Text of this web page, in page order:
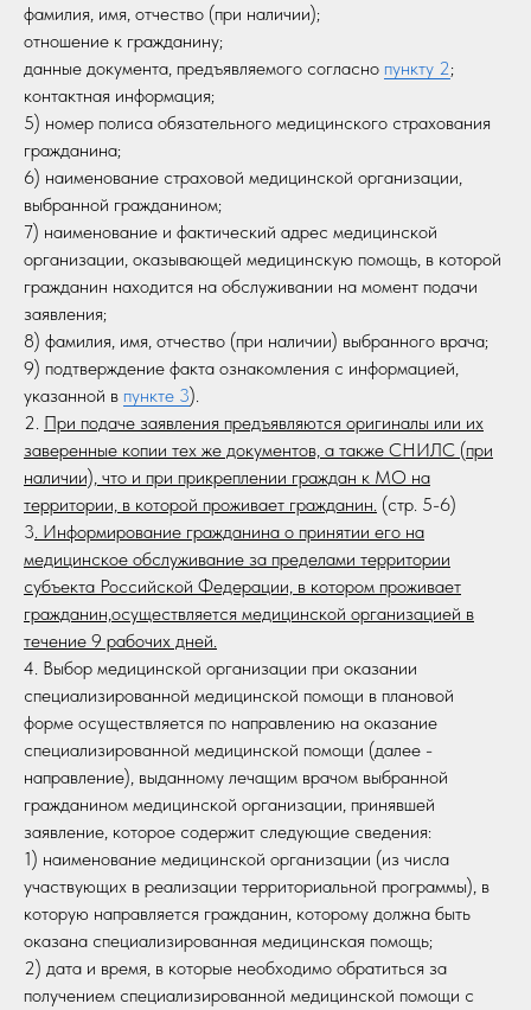
фамилия, имя, отчество (при наличии);
отношение к гражданину;
данные документа, предъявляемого согласно пункту 2;
контактная информация;
5) номер полиса обязательного медицинского страхования
гражданина;
6) наименование страховой медицинской организации,
выбранной гражданином;
7) наименование и фактический адрес медицинской
организации, оказывающей медицинскую помощь, в которой
гражданин находится на обслуживании на момент подачи
заявления;
8) фамилия, имя, отчество (при наличии) выбранного врача;
9) подтверждение факта ознакомления с информацией,
указанной в пункте 3).
2. При подаче заявления предъявляются оригиналы или их
заверенные копии тех же документов, а также СНИЛС (при
наличии), что и при прикреплении граждан к МО на
территории, в которой проживает гражданин. (стр. 5-6)
3. Информирование гражданина о принятии его на
медицинское обслуживание за пределами территории
субъекта Российской Федерации, в котором проживает
гражданин,осуществляется медицинской организацией в
течение 9 рабочих дней.
4. Выбор медицинской организации при оказании
специализированной медицинской помощи в плановой
форме осуществляется по направлению на оказание
специализированной медицинской помощи (далее -
направление), выданному лечащим врачом выбранной
гражданином медицинской организации, принявшей
заявление, которое содержит следующие сведения:
1) наименование медицинской организации (из числа
участвующих в реализации территориальной программы), в
которую направляется гражданин, которому должна быть
оказана специализированная медицинская помощь;
2) дата и время, в которые необходимо обратиться за
получением специализированной медицинской помощи с